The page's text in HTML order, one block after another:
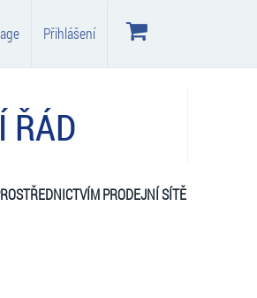
Přihlášení
ŘÁD
EDNICTVÍM PRODEJNÍ SÍTĚ